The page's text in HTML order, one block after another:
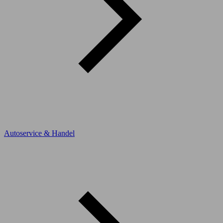
Autoservice & Handel